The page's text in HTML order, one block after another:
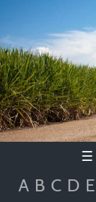
☰
A B C D E